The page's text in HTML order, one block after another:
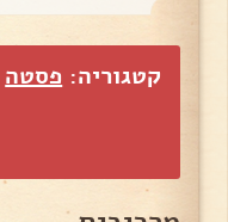
קטגוריה: פסטה